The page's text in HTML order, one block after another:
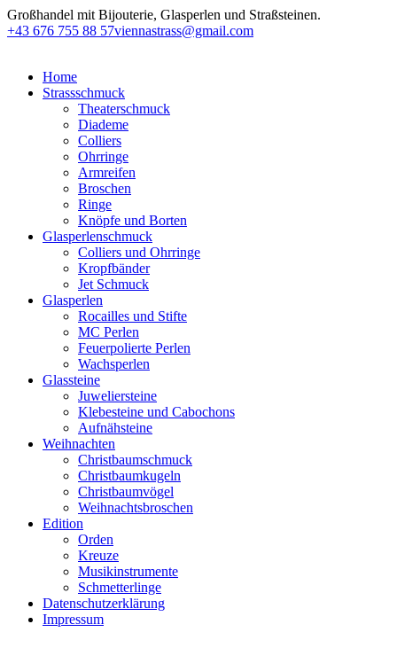
Großhandel mit Bijouterie, Glasperlen und Straßsteinen.
+43 676 755 88 57viennastrass@gmail.com
Home
Strassschmuck
Theaterschmuck
Diademe
Colliers
Ohrringe
Armreifen
Broschen
Ringe
Knöpfe und Borten
Glasperlenschmuck
Colliers und Ohrringe
Kropfbänder
Jet Schmuck
Glasperlen
Rocailles und Stifte
MC Perlen
Feuerpolierte Perlen
Wachsperlen
Glassteine
Juweliersteine
Klebesteine und Cabochons
Aufnähsteine
Weihnachten
Christbaumschmuck
Christbaumkugeln
Christbaumvögel
Weihnachtsbroschen
Edition
Orden
Kreuze
Musikinstrumente
Schmetterlinge
Datenschutzerklärung
Impressum